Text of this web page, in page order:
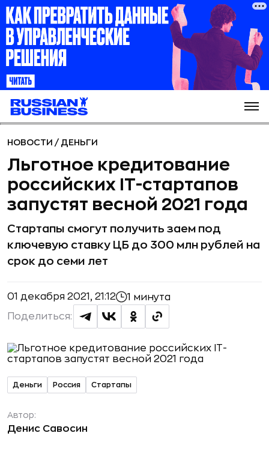
НОВОСТИ / ДЕНЬГИ
Льготное кредитование
российских IT-стартапов
запустят весной 2021 года
Стартапы смогут получить заем под
ключевую ставку ЦБ до 300 млн рублей на
срок до семи лет
01 декабря 2021, 21:12 1 минута
Поделиться:
Деньги Россия Стартапы
Автор:
Денис Савосин